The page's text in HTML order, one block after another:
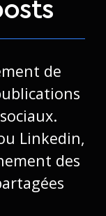
de
Linkedin,
des